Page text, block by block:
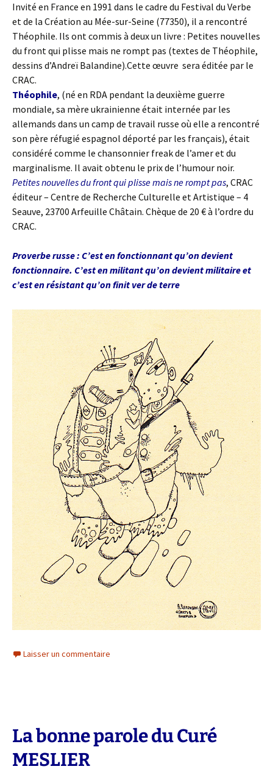
Invité en France en 1991 dans le cadre du Festival du Verbe
et de la Création au Mée-sur-Seine (77350), il a rencontré
Théophile. Ils ont commis à deux un livre : Petites nouvelles
du front qui plisse mais ne rompt pas (textes de Théophile,
dessins d’Andreï Balandine).Cette œuvre sera éditée par le
CRAC.
Théophile, (né en RDA pendant la deuxième guerre
mondiale, sa mère ukrainienne était internée par les
allemands dans un camp de travail russe où elle a rencontré
son père réfugié espagnol déporté par les français), était
considéré comme le chansonnier freak de l’amer et du
marginalisme. Il avait obtenu le prix de l’humour noir.
Petites nouvelles du front qui plisse mais ne rompt pas, CRAC
éditeur – Centre de Recherche Culturelle et Artistique – 4
Seauve, 23700 Arfeuille Châtain. Chèque de 20 € à l’ordre du
CRAC.
Proverbe russe : C’est en fonctionnant qu’on devient
fonctionnaire. C’est en militant qu’on devient militaire et
c’est en résistant qu’on finit ver de terre
Laisser un commentaire
La bonne parole du Curé
MESLIER